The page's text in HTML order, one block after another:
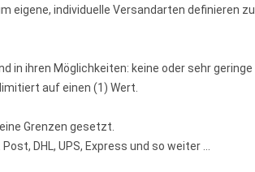
eigene, individuelle Versandarten definieren zu
in ihren Möglichkeiten: keine oder sehr geringe
auf einen (1) Wert.
Grenzen gesetzt.
DHL, UPS, Express und so weiter ...